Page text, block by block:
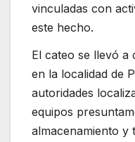
vinculadas con
este hecho.
El cateo se llevó a
en la localidad de
autoridades
equipos
almacenamiento y